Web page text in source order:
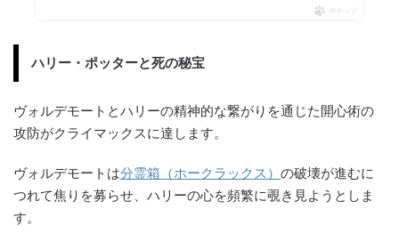
ポチップ
ハリー・ポッターと死の秘宝
ヴォルデモートとハリーの精神的な繋がりを通じた開心術の
攻防がクライマックスに達します。
ヴォルデモートは分霊箱（ホークラックス） の破壊が進むに
つれて焦りを募らせ、ハリーの心を頻繁に覗き見ようとしま
す。